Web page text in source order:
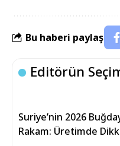
Bu haberi paylaş
Editörün
Suriye’nin 2026
Rakam: Üretimde